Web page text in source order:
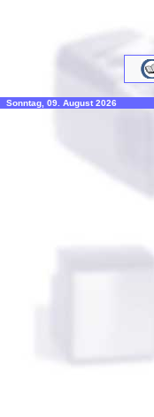
Sonntag, 09. August 2026